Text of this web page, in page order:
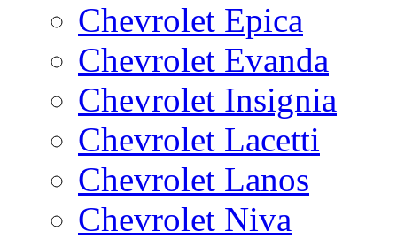
Chevrolet Epica
Chevrolet Evanda
Chevrolet Insignia
Chevrolet Lacetti
Chevrolet Lanos
Chevrolet Niva